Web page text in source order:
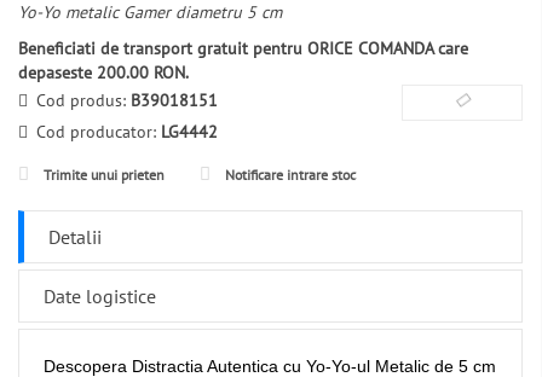
Yo-Yo metalic Gamer diametru 5 cm
Beneficiati de transport gratuit pentru ORICE COMANDA care
depaseste 200.00 RON.
Cod produs: B39018151
Cod producator: LG4442
Trimite unui prieten Notificare intrare stoc
Detalii
Date logistice
Descopera Distractia Autentica cu Yo-Yo-ul Metalic de 5 cm